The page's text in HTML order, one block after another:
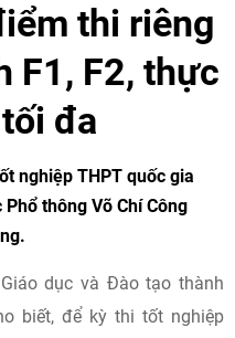
thi riêng
F1, F2, thực
đa
nghiệp THPT quốc gia
thông Võ Chí Công
dục và Đào tạo thành
biết, để kỳ thi tốt nghiệp